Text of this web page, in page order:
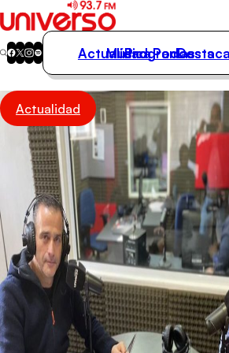
Actualidad
Música
Programas
Podcasts
Destacados
Actualidad
Música
Programas
Podcasts
Actualidad